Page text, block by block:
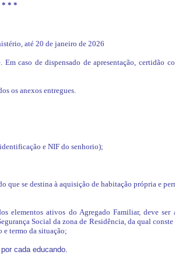
* * *
até 20 de janeiro de 2026
caso de dispensado de apresentação, certidão
os anexos entregues.
e NIF do senhorio);
que se destina à aquisição de habitação própria e
elementos ativos do Agregado Familiar, deve ser
Social da zona de Residência, da qual
termo da situação;
cada educando.